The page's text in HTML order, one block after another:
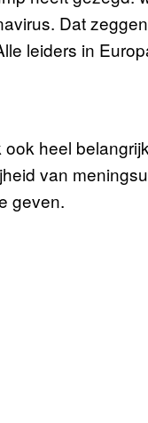
Dat
leiders in
heel
van
geven.